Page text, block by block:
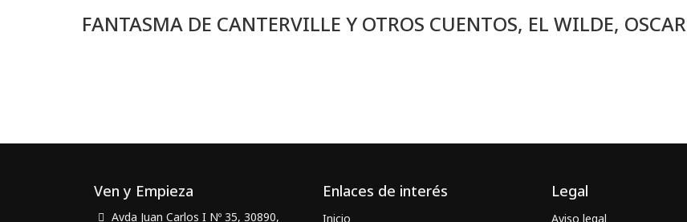
FANTASMA DE CANTERVILLE Y OTROS CUENTOS, EL WILDE, OSCAR
Ven y Empieza
Avda Juan Carlos I Nº 35, 30890,
Enlaces de interés
Inicio
Legal
Aviso legal